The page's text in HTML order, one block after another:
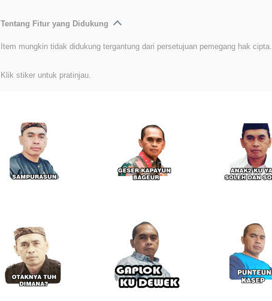
Tentang Fitur yang Didukung
Item mungkin tidak didukung tergantung dari persetujuan pemegang hak cipta.
Klik stiker untuk pratinjau.